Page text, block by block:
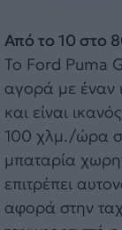
Από το 10 στο
Το Ford Puma
αγορά με έναν
και είναι
100 χλμ./ώρα
μπαταρία
επιτρέπει
αφορά στην